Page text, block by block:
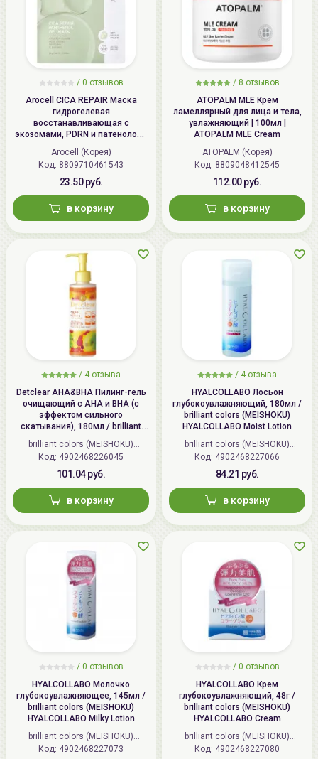
/ 0 отзывов
Arocell CICA REPAIR Маска
гидрогелевая
восстанавливающая с
экозомами, PDRN и патенолом |
25г | CICA REPAIR Panthenol Gel
Mask
Arocell (Корея)
Код: 8809710461543
23.50 руб.
в корзину
/ 8 отзывов
ATOPALM MLE Крем
ламеллярный для лица и тела,
увлажняющий | 100мл |
ATOPALM MLE Cream
ATOPALM (Корея)
Код: 8809048412545
112.00 руб.
в корзину
/ 4 отзыва
Detclear AHA&BHA Пилинг-гель
очищающий с AHA и BHA (с
эффектом сильного
скатывания), 180мл / brilliant
colors (MEISHOKU) Detclear
Bright&Peel AHA&BHA Fruits
Peeling Jelly
brilliant colors (MEISHOKU)
(Япония)
Код: 4902468226045
101.04 руб.
в корзину
/ 4 отзыва
HYALCOLLABO Лосьон
глубокоувлажняющий, 180мл /
brilliant colors (MEISHOKU)
HYALCOLLABO Moist Lotion
brilliant colors (MEISHOKU)
(Япония)
Код: 4902468227066
84.21 руб.
в корзину
/ 0 отзывов
HYALCOLLABO Молочко
глубокоувлажняющее, 145мл /
brilliant colors (MEISHOKU)
HYALCOLLABO Milky Lotion
brilliant colors (MEISHOKU)
(Япония)
Код: 4902468227073
/ 0 отзывов
HYALCOLLABO Крем
глубокоувлажняющий, 48г /
brilliant colors (MEISHOKU)
HYALCOLLABO Cream
brilliant colors (MEISHOKU)
(Япония)
Код: 4902468227080